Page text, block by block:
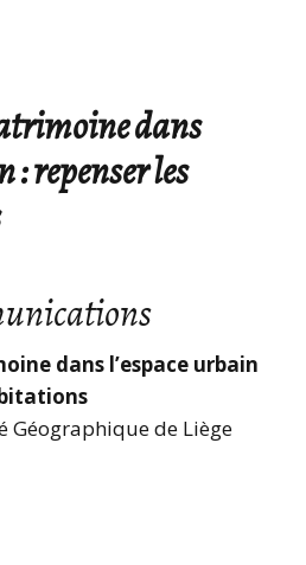
dans
: repenser les
dans l’espace urbain
Géographique de Liège